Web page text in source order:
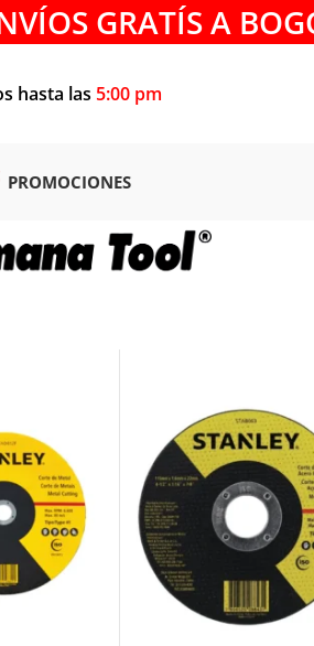
GRATÍS A
hasta las 5:00 pm
PROMOCIONES